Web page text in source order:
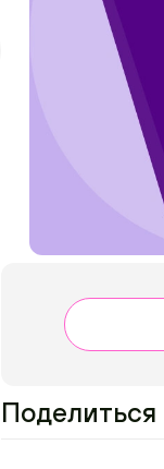
Поделиться